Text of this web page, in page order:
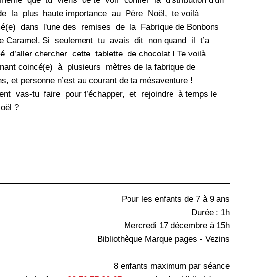
la plus haute importance au Père Noël, te voilà
dans l'une des remises de la Fabrique de Bonbons
Caramel. Si seulement tu avais dit non quand il t’a
d’aller chercher cette tablette de chocolat ! Te voilà
coincé(e) à plusieurs mètres de la fabrique de
et personne n’est au courant de ta mésaventure !
vas-tu faire pour t’échapper, et rejoindre à temps le
?
Pour les enfants de 7 à 9 ans
Durée : 1h
Mercredi 17 décembre à 15h
Bibliothèque Marque pages - Vezins
8 enfants maximum par séance